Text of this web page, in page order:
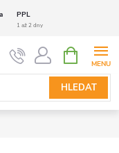
PPL
1 až 2 dny
HLEDAT
NÁKUPNÍ
KOŠÍK